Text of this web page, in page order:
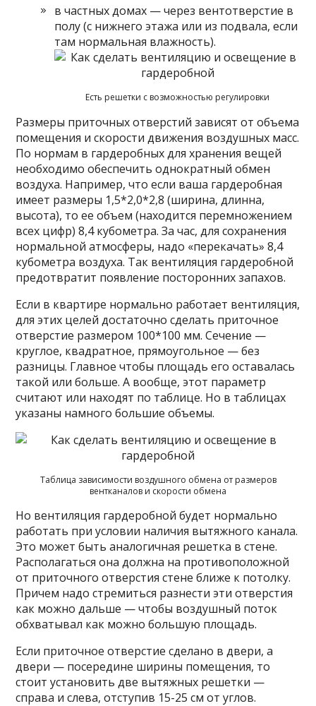
в частных домах — через вентотверстие в
полу (с нижнего этажа или из подвала, если
там нормальная влажность).
Есть решетки с возможностью регулировки
Размеры приточных отверстий зависят от объема
помещения и скорости движения воздушных масс.
По нормам в гардеробных для хранения вещей
необходимо обеспечить однократный обмен
воздуха. Например, что если ваша гардеробная
имеет размеры 1,5*2,0*2,8 (ширина, длинна,
высота), то ее объем (находится перемножением
всех цифр) 8,4 кубометра. За час, для сохранения
нормальной атмосферы, надо «перекачать» 8,4
кубометра воздуха. Так вентиляция гардеробной
предотвратит появление посторонних запахов.
Если в квартире нормально работает вентиляция,
для этих целей достаточно сделать приточное
отверстие размером 100*100 мм. Сечение —
круглое, квадратное, прямоугольное — без
разницы. Главное чтобы площадь его оставалась
такой или больше. А вообще, этот параметр
считают или находят по таблице. Но в таблицах
указаны намного большие объемы.
Таблица зависимости воздушного обмена от размеров
вентканалов и скорости обмена
Но вентиляция гардеробной будет нормально
работать при условии наличия вытяжного канала.
Это может быть аналогичная решетка в стене.
Располагаться она должна на противоположной
от приточного отверстия стене ближе к потолку.
Причем надо стремиться разнести эти отверстия
как можно дальше — чтобы воздушный поток
обхватывал как можно большую площадь.
Если приточное отверстие сделано в двери, а
двери — посередине ширины помещения, то
стоит установить две вытяжных решетки —
справа и слева, отступив 15-25 см от углов.